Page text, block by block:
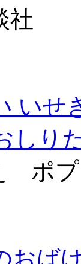
社
い
し
ポ
のお